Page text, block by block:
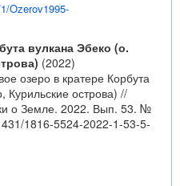
Ozerov1995-
вулкана Эбеко (о.
(2022)
озеро в кратере Корбута
острова) //
о Земле. 2022. Вып. 53. №
1816-5524-2022-1-53-5-